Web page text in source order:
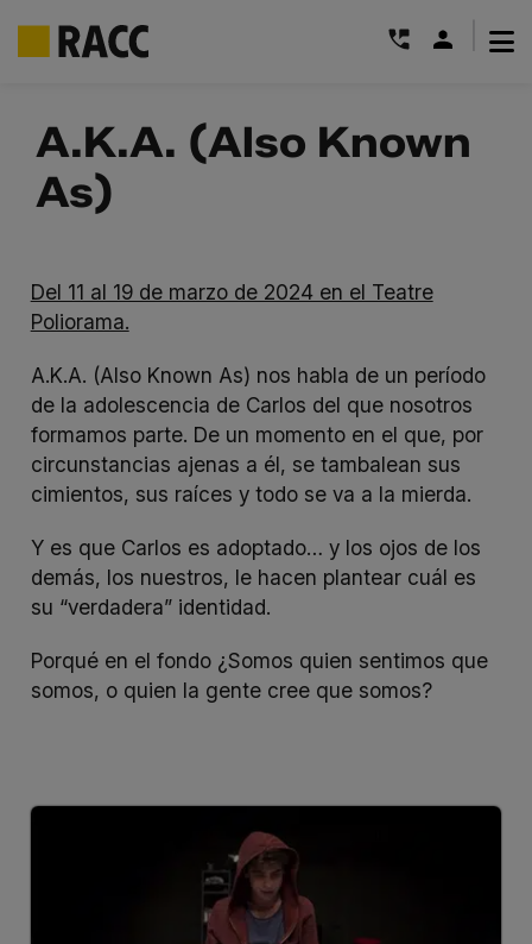
contenido
A.K.A. (Also Known
As)
Del 11 al 19 de marzo de 2024 en el Teatre
Poliorama.
A.K.A. (Also Known As) nos habla de un período
de la adolescencia de Carlos del que nosotros
formamos parte. De un momento en el que, por
circunstancias ajenas a él, se tambalean sus
cimientos, sus raíces y todo se va a la mierda.
Y es que Carlos es adoptado… y los ojos de los
demás, los nuestros, le hacen plantear cuál es
su “verdadera” identidad.
Porqué en el fondo ¿Somos quien sentimos que
somos, o quien la gente cree que somos?